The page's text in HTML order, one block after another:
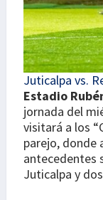
Juticalpa vs.
Estadio
jornada del
visitará a los
parejo, donde
antecedentes
Juticalpa y